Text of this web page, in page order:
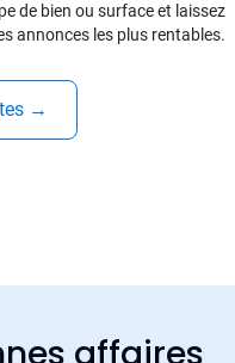
de bien ou surface et laissez
annonces les plus rentables.
→